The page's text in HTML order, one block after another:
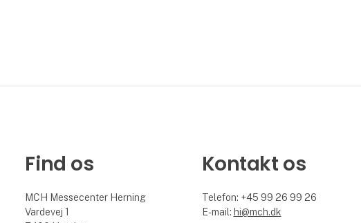
Find os
MCH Messecenter Herning
Vardevej 1
Kontakt os
Telefon: +45 99 26 99 26
E-mail: hi@mch.dk